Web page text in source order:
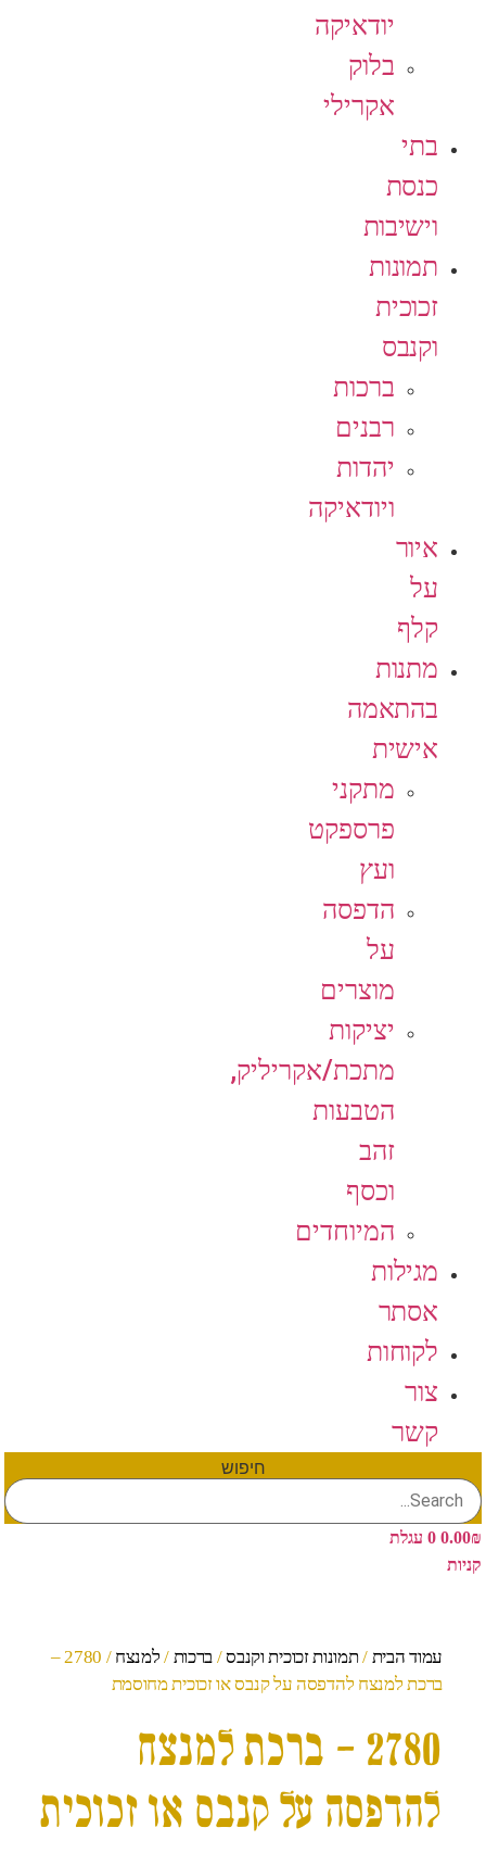
יודאיקה
בלוק
אקרילי
בתי
כנסת
וישיבות
תמונות
זכוכית
וקנבס
ברכות
רבנים
יהדות
ויודאיקה
איור
על
קלף
מתנות
בהתאמה
אישית
מתקני
פרספקט
ועץ
הדפסה
על
מוצרים
יציקות
מתכת/אקריליק,
הטבעות
זהב
וכסף
המיוחדים
מגילות
אסתר
לקוחות
צור
קשר
חיפוש
0.00₪
0 עגלת
קניות
עמוד הבית /תמונות זכוכית וקנבס/ ברכות / למנצח
/ 2780 –
ברכת למנצח להדפסה על קנבס או זכוכית מחוסמת
2780 – ברכת למנצח
להדפסה על קנבס או זכוכית